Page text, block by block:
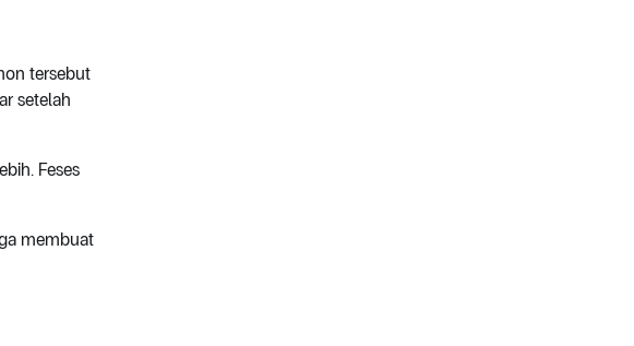
tersebut
setelah
Feses
membuat